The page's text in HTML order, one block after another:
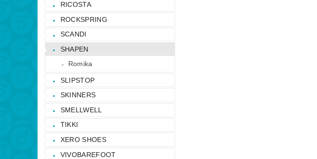
RICOSTA
ROCKSPRING
SCANDI
SHAPEN
Romika
SLIPSTOP
SKINNERS
SMELLWELL
TIKKI
XERO SHOES
VIVOBAREFOOT